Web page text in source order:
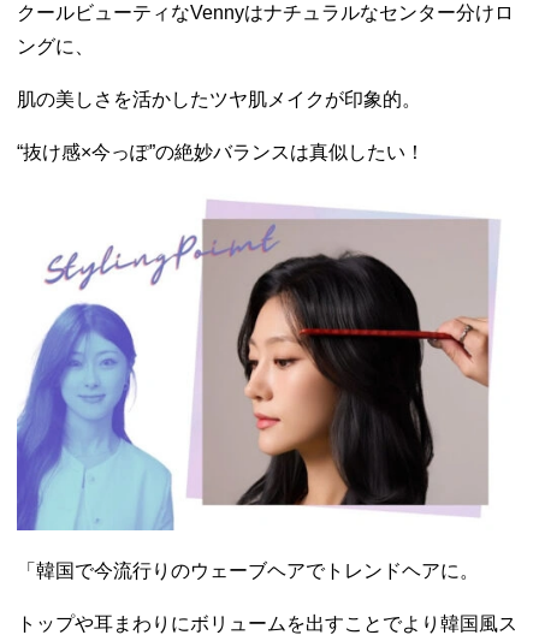
クールビューティなVennyはナチュラルなセンター分けロ
ングに、
肌の美しさを活かしたツヤ肌メイクが印象的。
“抜け感×今っぽ”の絶妙バランスは真似したい！
「韓国で今流行りのウェーブヘアでトレンドヘアに。
トップや耳まわりにボリュームを出すことでより韓国風ス